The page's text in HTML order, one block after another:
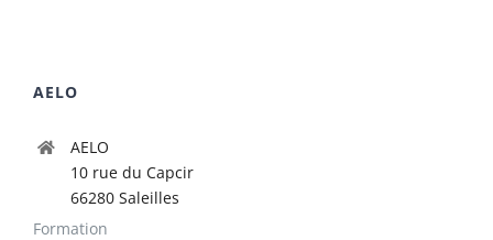
AELO
AELO
10 rue du Capcir
66280 Saleilles
Formation